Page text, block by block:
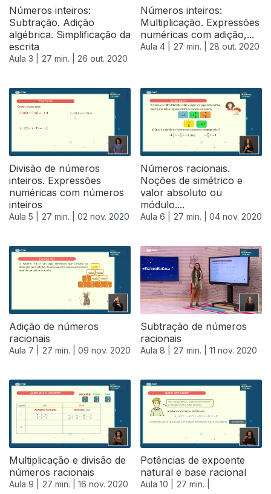
Números inteiros:
Subtração. Adição
algébrica. Simplificação da
escrita
Aula 3 | 27 min. | 26 out. 2020
Números inteiros:
Multiplicação. Expressões
numéricas com adição,...
Aula 4 | 27 min. | 28 out. 2020
Divisão de números
inteiros. Expressões
numéricas com números
inteiros
Aula 5 | 27 min. | 02 nov. 2020
Números racionais.
Noções de simétrico e
valor absoluto ou
módulo....
Aula 6 | 27 min. | 04 nov. 2020
Adição de números
racionais
Aula 7 | 27 min. | 09 nov. 2020
Subtração de números
racionais
Aula 8 | 27 min. | 11 nov. 2020
Multiplicação e divisão de
números racionais
Aula 9 | 27 min. | 16 nov. 2020
Potências de expoente
natural e base racional
Aula 10 |
27 min. |